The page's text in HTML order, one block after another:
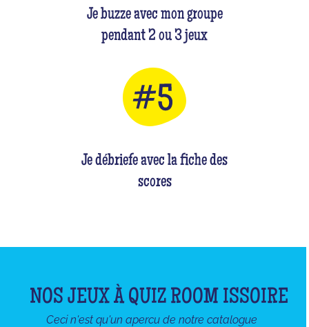
Je buzze avec mon groupe
pendant 2 ou 3 jeux
Je débriefe avec la fiche des
scores
NOS JEUX À QUIZ ROOM ISSOIRE
Ceci n'est qu'un apercu de notre catalogue